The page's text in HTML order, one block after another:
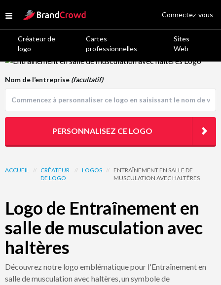
Open menu
Site Logo
Créateur de
logo
Cartes
professionnelles
Sites
Web
Connectez-vous
Logo Template Preview
ACCUEIL // CRÉATEUR
DE LOGO
// LOGOS //
ENTRAÎNEMENT EN SALLE DE
MUSCULATION AVEC HALTÈRES
Logo de Entraînement en
salle de musculation avec
haltères
Découvrez notre logo emblématique pour l'Entraînement en
salle de musculation avec haltères, un symbole de
Nom de l’entreprise (facultatif)
PERSONNALISEZ CE LOGO